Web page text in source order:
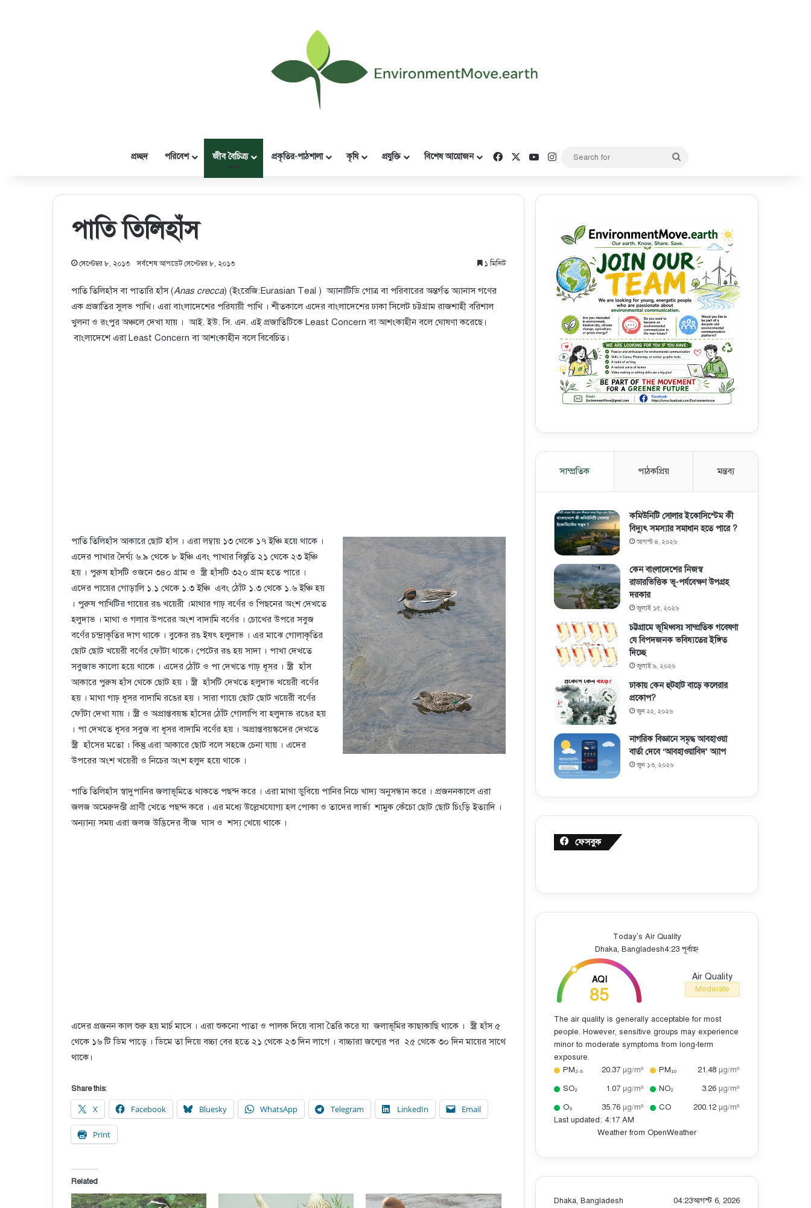
প্রচ্ছদ পরিবেশ জীব বৈচিত্র্য প্রকৃতির-পাঠশালা কৃষি প্রযুক্তি বিশেষ আয়োজন Facebook YouTubeInstagram
পাতি তিলিহাঁস
সেপ্টেম্বর ৮, ২০১৩ সর্বশেষ আপডেট সেপ্টেম্বর ৮, ২০১৩ ১ মিনিট
পাতি তিলিহাঁস বা পাতারি হাঁস (Anas crecca) (ইংরেজি:Eurasian Teal ) অ্যানাটিডি গোত্র বা পরিবারের অন্তর্গত অ্যানাস গণের
এক প্রজাতির সুলভ পাখি। এরা বাংলাদেশের পরিযায়ী পাখি । শীতকালে এদের বাংলাদেশের ঢাকা সিলেট চট্টগ্রাম রাজশাহী বরিশাল
খুলনা ও রংপুর অঞ্চলে দেখা যায় । আই. ইউ. সি. এন. এই প্রজাতিটিকে Least Concern বা আশংকাহীন বলে ঘোষণা করেছে।
বাংলাদেশে এরা Least Concern বা আশংকাহীন বলে বিবেচিত।
পাতি তিলিহাঁস আকারে ছোট হাঁস । এরা লম্বায় ১৩ থেকে ১৭ ইঞ্চি হয়ে থাকে ।
এদের পাখার দৈর্ঘ্য ৬.৯ থেকে ৮ ইঞ্চি এবং পাখার বিস্তৃতি ২১ থেকে ২৩ ইঞ্চি
হয় । পুরুষ হাঁসটি ওজনে ৩৪০ গ্রাম ও স্ত্রী হাঁসটি ৩২০ গ্রাম হতে পারে ।
এদের পায়ের গোড়ালি ১.১ থেকে ১.৩ ইঞ্চি এবং ঠোঁট ১.৩ থেকে ১.৬ ইঞ্চি হয়
। পুরুষ পাখিটির গায়ের রঙ খয়েরী ।মাথার গাঢ় বর্ণের ও পিছনের অংশ দেখতে
হলুদাভ । মাথা ও গলার উপরের অংশ বাদামি বর্ণের । চোখের উপরে সবুজ
বর্ণের চন্দ্রাকৃতির দাগ থাকে । বুকের রঙ ইষৎ হলুদাভ । এর মাঝে গোলাকৃতির
ছোট ছোট খয়েরী বর্ণের ফোঁটা থাকে। পেটের রঙ হয় সাদা । পাখা দেখতে
সবুজাভ কালো হয়ে থাকে । এদের ঠোঁট ও পা দেখতে গাঢ় ধূসর । স্ত্রী হাঁস
আকারে পুরুষ হাঁস থেকে ছোট হয় । স্ত্রী হাঁসটি দেখতে হলুদাভ খয়েরী বর্ণের
হয় । মাথা গাঢ় ধূসর বাদামি রঙের হয় । সারা গায়ে ছোট ছোট খয়েরী বর্ণের
ফোঁটা দেখা যায় । স্ত্রী ও অপ্রাপ্তবয়স্ক হাঁসের ঠোঁট গোলাপি বা হলুদাভ রঙের হয়
। পা দেখতে ধূসর সবুজ বা ধূসর বাদামি বর্ণের হয় । অপ্রাপ্তবয়স্কদের দেখতে
স্ত্রী হাঁসের মতো । কিন্তু এরা আকারে ছোট বলে সহজে চেনা যায় । এদের
উপরের অংশ খয়েরী ও নিচের অংশ হলুদ হয়ে থাকে ।
পাতি তিলিহাঁস স্বাদুপানির জলাভূমিতে থাকতে পছন্দ করে । এরা মাথা ডুবিয়ে পানির নিচে খাদ্য অনুসন্ধান করে । প্রজননকালে এরা
জলজ অমেরুদণ্ডী প্রাণী খেতে পছন্দ করে । এর মধ্যে উল্লেখযোগ্য হল পোকা ও তাদের লার্ভা শামুক কেঁচো ছোট ছোট চিংড়ি ইত্যাদি ।
অন্যান্য সময় এরা জলজ উদ্ভিদের বীজ ঘাস ও শস্য খেয়ে থাকে ।
এদের প্রজনন কাল শুরু হয় মার্চ মাসে । এরা শুকনো পাতা ও পালক দিয়ে বাসা তৈরি করে যা জলাভূমির কাছাকাছি থাকে । স্ত্রী হাঁস ৫
থেকে ১৬ টি ডিম পাড়ে । ডিমে তা দিয়ে বচ্চা বের হতে ২১ থেকে ২৩ দিন লাগে । বাচ্চারা জন্মের পর ২৫ থেকে ৩০ দিন মায়ের সাথে
থাকে।
Share this:
X Facebook Bluesky WhatsApp Telegram LinkedIn Email
Print
Related
সাম্প্রতিক পাঠকপ্রিয় মন্তব্য
কমিউনিটি সোলার ইকোসিস্টেম কী
বিদ্যুৎ সমস্যার সমাধান হতে পারে ?
আগস্ট ৪, ২০২৬
কেন বাংলাদেশের নিজস্ব
রাডারভিত্তিক ভূ-পর্যবেক্ষণ উপগ্রহ
দরকার
জুলাই ১৫, ২০২৬
চট্টগ্রামে ভূমিধ্বসঃ সাম্প্রতিক গবেষণা
যে বিপদজনক ভবিষ্যতের ইঙ্গিত
দিচ্ছে
জুলাই ৯, ২০২৬
ঢাকায় কেন হুটহাট বাড়ে কলেরার
প্রকোপ?
জুন ২২, ২০২৬
নাগরিক বিজ্ঞানে সমৃদ্ধ আবহাওয়া
বার্তা দেবে ‘আবহাওয়াবিদ’ অ্যাপ
জুন ১৩, ২০২৬
ফেসবুক
Today’s Air Quality
Dhaka, Bangladesh4:23 পূর্বাহ্ন
AQI
85
Air Quality
Moderate
The air quality is generally acceptable for most
people. However, sensitive groups may experience
minor to moderate symptoms from long-term
exposure.
PM₂.₅
20.37 µg/m³ PM₁₀ 21.48 µg/m³
SO₂
1.07 µg/m³ NO₂ 3.26 µg/m³
O₃
35.76 µg/m³ CO 200.12 µg/m³
Last updated: 4:17 AM
Weather from OpenWeather
Dhaka, Bangladesh 04:23আগস্ট 6, 2026